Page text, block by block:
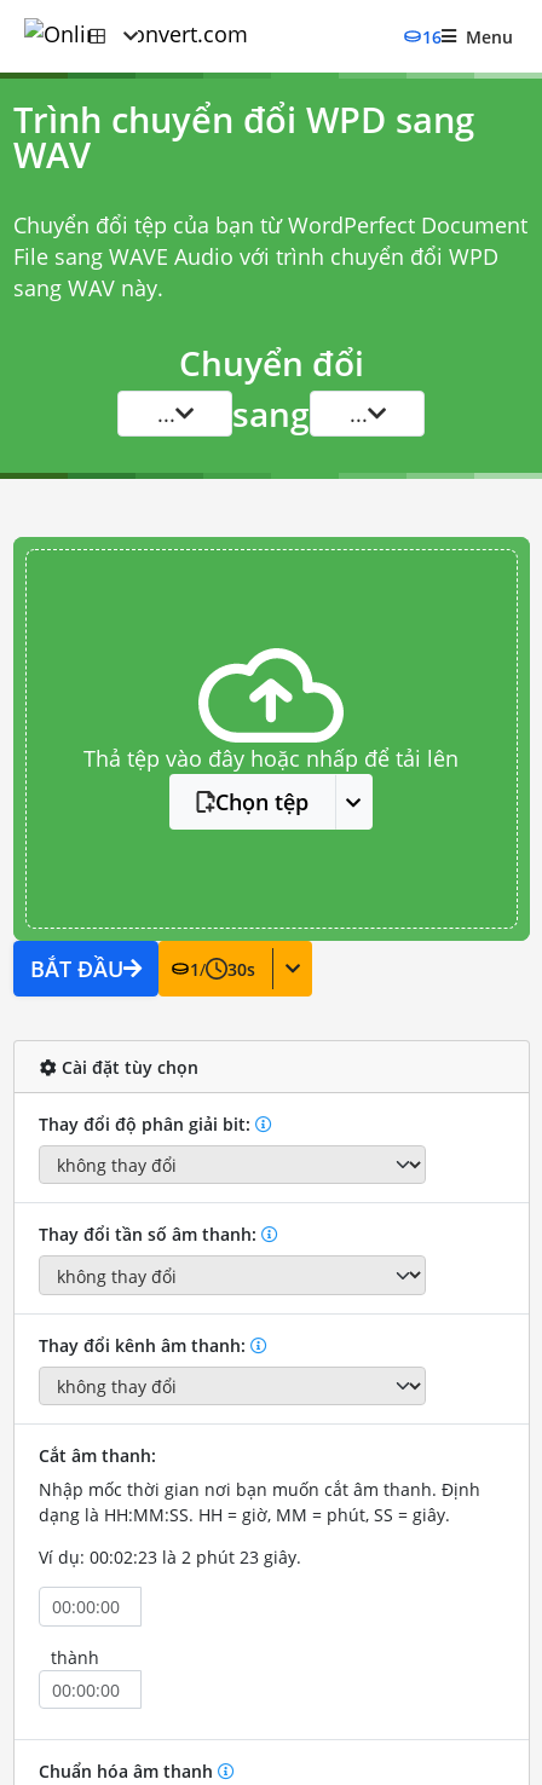
16 Menu
Trình chuyển đổi WPD sang
WAV
Chuyển đổi tệp của bạn từ WordPerfect Document
File sang WAVE Audio với trình chuyển đổi WPD
sang WAVnày.
Chuyển đổi
... sang ...
Thả tệp vào đây hoặc nhấp để tải lên
Chọn tệp
BẮT ĐẦU 1/ 30s
Cài đặt tùy chọn
Thay đổi độ phân giải bit:
Thay đổi tần số âm thanh:
Thay đổi kênh âm thanh:
Cắt âm thanh:
Nhập mốc thời gian nơi bạn muốn cắt âm thanh. Định
dạng là HH:MM:SS. HH = giờ, MM = phút, SS = giây.
Ví dụ: 00:02:23 là 2 phút 23 giây.
thành
Chuẩn hóa âm thanh